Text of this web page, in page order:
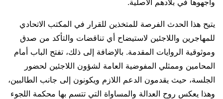
يتيح هذا الحدث الفرصة للمتخذين للقرار في المكتب الاتحادي
للمهاجرين واللاجئين لاستيضاح أي تناقضات والتأكد من صدق
وموثوقية الروايات المقدمة. بالإضافة إلى ذلك، تفتح الباب أمام
المحامين وممثلي المفوضية العامة لشؤون اللاجئين لحضور
الجلسة، حيث يقدمون الدعم اللازم ويكونون إلى جانب الطالبين،
وهذا يعكس روح العدالة والمساواة التي تتسم بها محكمة اللجوء